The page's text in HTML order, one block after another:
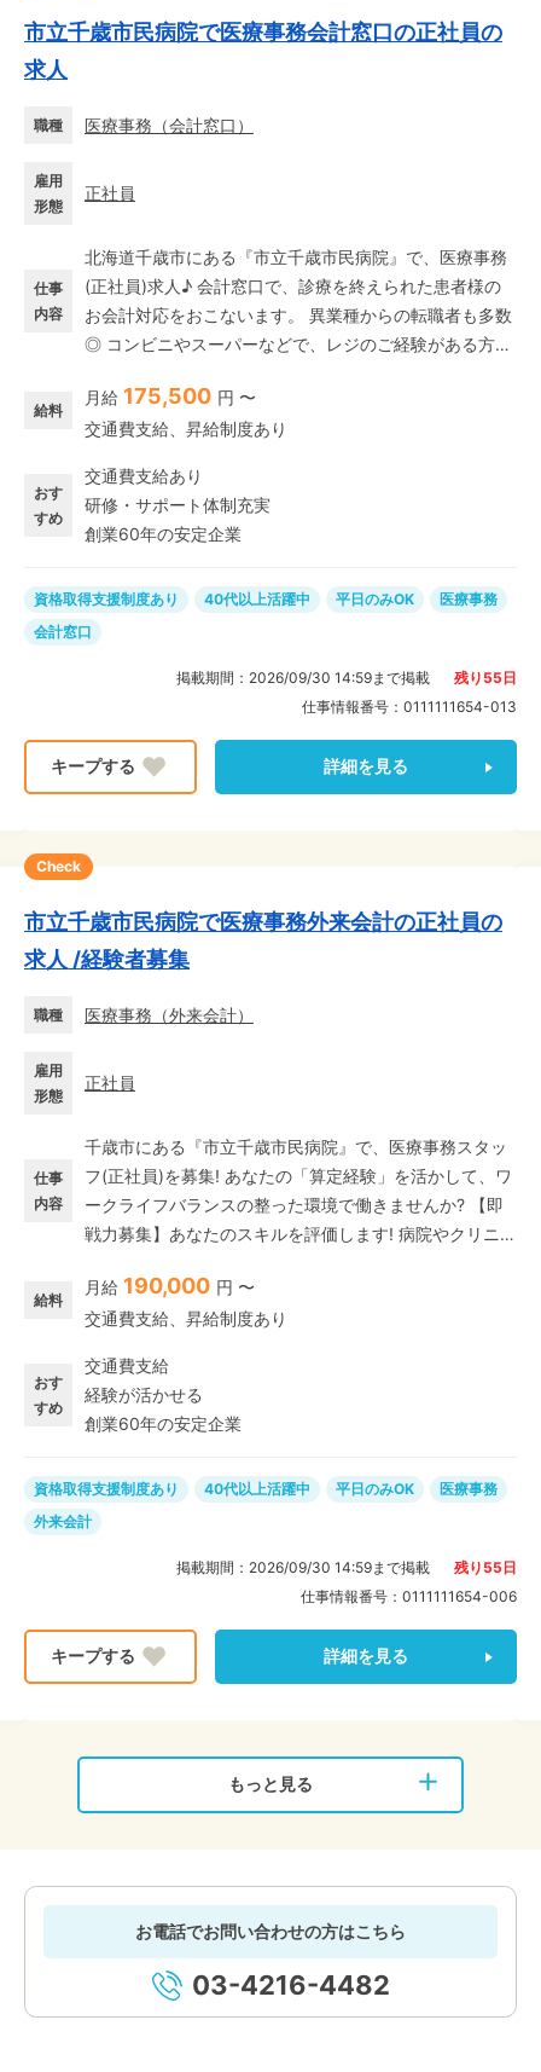
市立千歳市民病院で医療事務会計窓口の正社員の
求人
職種 医療事務 （会計窓口 ）
雇用
形態
正社員
仕事
内容
北海道千歳市にある『市立千歳市民病院』で、医療事務
(正社員)求人♪ 会計窓口で、診療を終えられた患者様の
お会計対応をおこないます。 異業種からの転職者も多数
◎ コンビニやスーパーなどで、レジのご経験がある方
いただけます♪ 【配属部署について】 ◆朝はゆっくり9
時スタート! ◆部署全体で2名在籍中。 ◆常時2名でお仕
【病院の雰囲気】 病院内にはソラスト社員が29名活躍
中!9割が主婦(夫)・子育て世代◎ お子さんの学校行事な
どでのお休みは基本的に100%取得できるように考慮して
給料
月給 175,500 円 〜
交通費支給、昇給制度あり
おす
すめ
交通費支給あり
研修・サポート体制充実
創業60年の安定企業
資格取得支援制度あり 40代以上活躍中 平日のみOK
医療事務
会計窓口
掲載期間： 2026/09/30 14:59まで掲載 残り 55 日
仕事情報番号： 0111111654-013
詳細を見る
Check
市立千歳市民病院で医療事務外来会計の正社員の
求人 /経験者募集
職種 医療事務 （外来会計）
雇用
形態
正社員
仕事
内容
千歳市にある『市立千歳市民病院』で、医療事務スタッ
フ(正社員)を募集! あなたの「算定経験」を活かして、ワ
ークライフバランスの整った環境で働きませんか? 【即
戦力募集】あなたのスキルを評価します! 病院やクリニッ
科や入院・外来などは問いません。あなたの「医療事務
としての専門スキル」を存分に発揮していただきたいと
週休二日制) 年間休日120日以上。ご家庭やプライベート
の時間もしっかり確保できます。 ◆安心の環境 「ソラ
スト」の正社員として、安定した待遇でお迎えします。
給料
月給 190,000 円 〜
交通費支給、昇給制度あり
おす
すめ
交通費支給
経験が活かせる
創業60年の安定企業
資格取得支援制度あり 40代以上活躍中 平日のみOK
医療事務
外来会計
掲載期間： 2026/09/30 14:59まで掲載 残り 55 日
仕事情報番号： 0111111654-006
詳細を見る
もっと見る
お電話でお問い合わせの方はこちら
03-4216-4482